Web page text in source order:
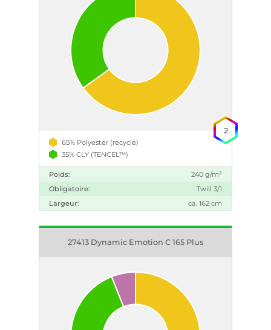
65% Polyester (recyclé)
35% CLY (TENCEL™)
Poids:
240 g/m²
Obligatoire:
Twill 3/1
Largeur:
ca. 162 cm
2
27413 Dynamic Emotion C 165 Plus